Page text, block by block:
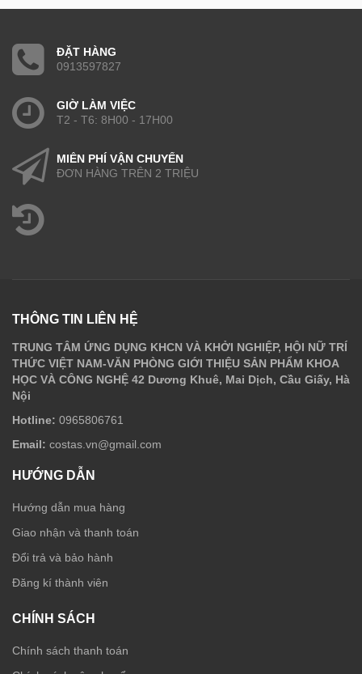
ĐẶT HÀNG
0913597827
GIỜ LÀM VIỆC
T2 - T6: 8H00 - 17H00
MIỄN PHÍ VẬN CHUYỂN
ĐƠN HÀNG TRÊN 2 TRIỆU
THÔNG TIN LIÊN HỆ
TRUNG TÂM ỨNG DỤNG KHCN VÀ KHỞI NGHIỆP, HỘI NỮ TRÍ
THỨC VIỆT NAM-VĂN PHÒNG GIỚI THIỆU SẢN PHẨM KHOA
HỌC VÀ CÔNG NGHỆ 42 Dương Khuê, Mai Dịch, Cầu Giấy, Hà
Nội
Hotline: 0965806761
Email: costas.vn@gmail.com
HƯỚNG DẪN
Hướng dẫn mua hàng
Giao nhận và thanh toán
Đổi trả và bảo hành
Đăng kí thành viên
CHÍNH SÁCH
Chính sách thanh toán